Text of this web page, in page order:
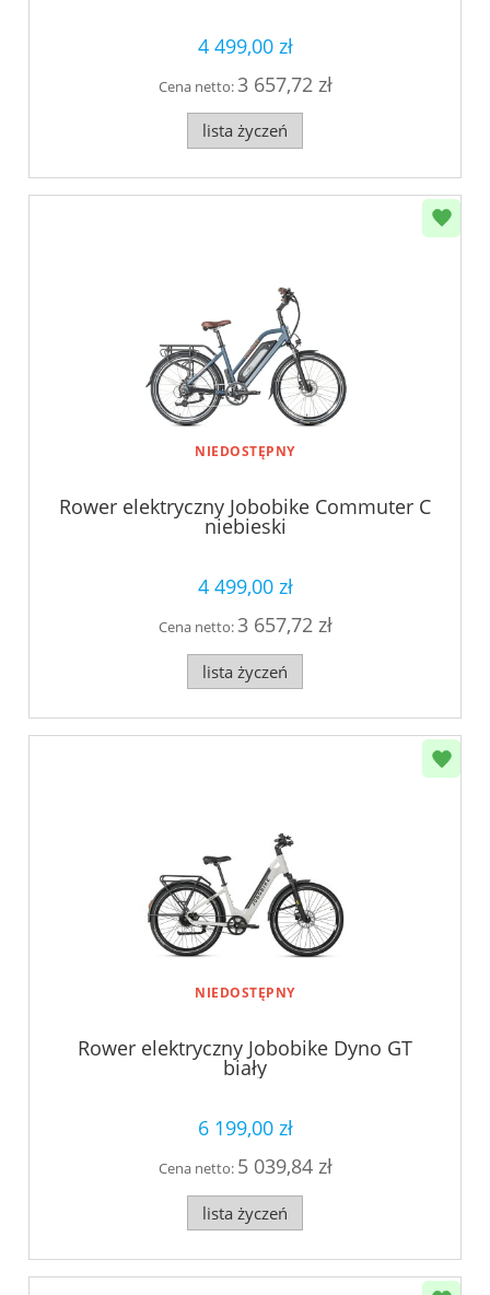
4 499,00 zł
Cena netto:3 657,72 zł
lista życzeń
NIEDOSTĘPNY
Rower elektryczny Jobobike Commuter C
niebieski
4 499,00 zł
Cena netto:3 657,72 zł
lista życzeń
NIEDOSTĘPNY
Rower elektryczny Jobobike Dyno GT
biały
6 199,00 zł
Cena netto: 5 039,84 zł
lista życzeń